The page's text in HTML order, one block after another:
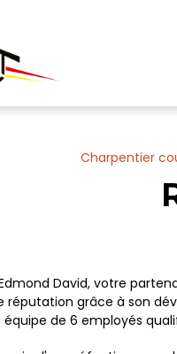
Charpentier
David, votre
réputation grâce à son
de 6 employés